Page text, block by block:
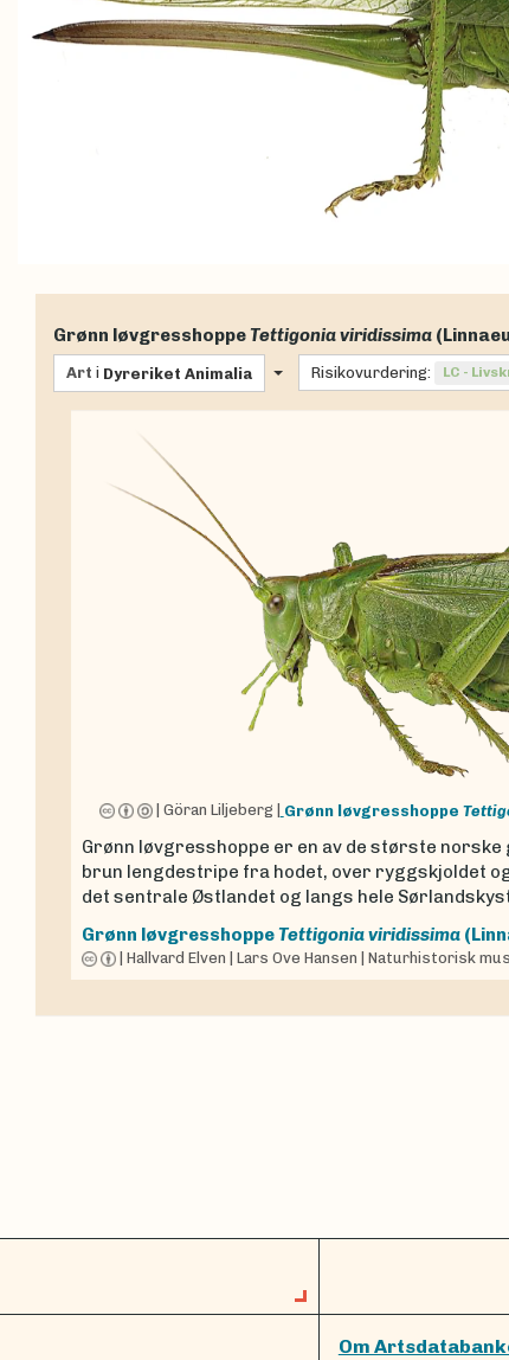
Grønn løvgresshoppeTettigonia viridissima
Art i Dyreriket Animalia Risikovurdering: LC -
Göran Liljeberg Grønn løvgresshoppe
Grønn løvgresshoppe er en av de største
brun lengdestripe fra hodet, over ryggskjoldet
det sentrale Østlandet og langs hele
Grønn løvgresshoppeTettigonia viridissima
Hallvard Elven Lars Ove Hansen Naturhistorisk
Om